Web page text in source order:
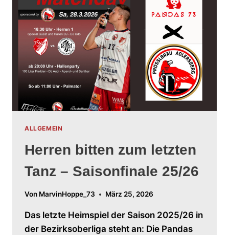
ALLGEMEIN
Herren bitten zum letzten
Tanz – Saisonfinale 25/26
Von MarvinHoppe_73 März 25, 2026
Das letzte Heimspiel der Saison 2025/26 in
der Bezirksoberliga steht an: Die Pandas